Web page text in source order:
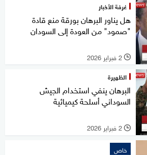
غرفة الأخبار
هل يناور البرهان بورقة منع قادة
"صمود" من العودة إلى السودان
l 2 فبراير 2026
الظهيرة
البرهان ينفي استخدام الجيش
السوداني أسلحة كيميائية
l 2 فبراير 2026
خاص